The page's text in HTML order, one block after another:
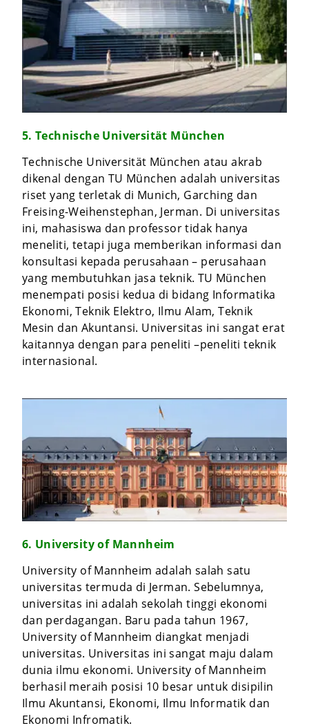
5. Technische Universität München
Technische Universität München atau akrab
dikenal dengan TU München adalah universitas
riset yang terletak di Munich, Garching dan
Freising-Weihenstephan, Jerman. Di universitas
ini, mahasiswa dan professor tidak hanya
meneliti, tetapi juga memberikan informasi dan
konsultasi kepada perusahaan – perusahaan
yang membutuhkan jasa teknik. TU München
menempati posisi kedua di bidang Informatika
Ekonomi, Teknik Elektro, Ilmu Alam, Teknik
Mesin dan Akuntansi. Universitas ini sangat erat
kaitannya dengan para peneliti –peneliti teknik
internasional.
6. University of Mannheim
University of Mannheim adalah salah satu
universitas termuda di Jerman. Sebelumnya,
universitas ini adalah sekolah tinggi ekonomi
dan perdagangan. Baru pada tahun 1967,
University of Mannheim diangkat menjadi
universitas. Universitas ini sangat maju dalam
dunia ilmu ekonomi. University of Mannheim
berhasil meraih posisi 10 besar untuk disipilin
Ilmu Akuntansi, Ekonomi, Ilmu Informatik dan
Ekonomi Infromatik.